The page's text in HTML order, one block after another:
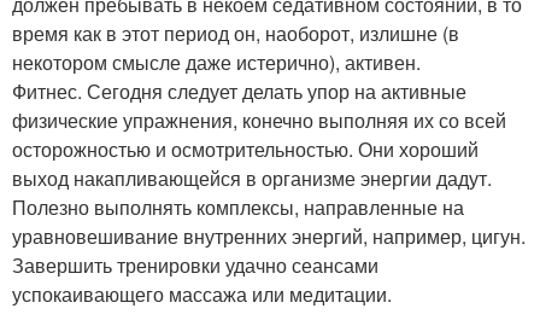
время как в этот период он, наоборот, излишне (в
некотором смысле даже истерично), активен.
Фитнес. Сегодня следует делать упор на активные
физические упражнения, конечно выполняя их со всей
осторожностью и осмотрительностью. Они хороший
выход накапливающейся в организме энергии дадут.
Полезно выполнять комплексы, направленные на
уравновешивание внутренних энергий, например, цигун.
Завершить тренировки удачно сеансами
успокаивающего массажа или медитации.